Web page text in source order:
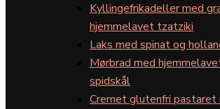
Kyllingefrikadeller med
hjemmelavet tzatziki
Laks med spinat og
Mørbrad med
spidskål
Cremet glutenfri pastaret